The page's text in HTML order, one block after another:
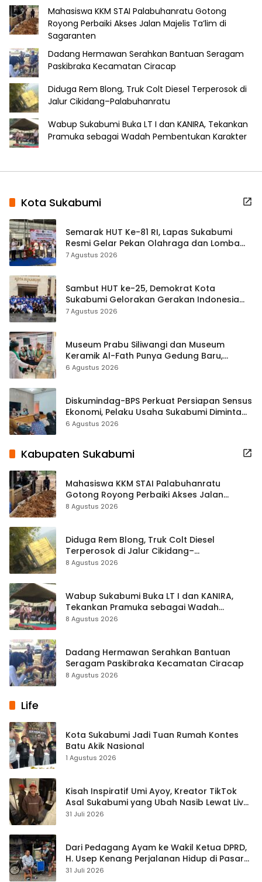
Mahasiswa KKM STAI Palabuhanratu Gotong
Royong Perbaiki Akses Jalan Majelis Ta’lim di
Sagaranten
Dadang Hermawan Serahkan Bantuan Seragam
Paskibraka Kecamatan Ciracap
Diduga Rem Blong, Truk Colt Diesel Terperosok di
Jalur Cikidang–Palabuhanratu
Wabup Sukabumi Buka LT I dan KANIRA, Tekankan
Pramuka sebagai Wadah Pembentukan Karakter
Kota Sukabumi
Semarak HUT Ke-81 RI, Lapas Sukabumi
Resmi Gelar Pekan Olahraga dan Lomba
Tradisional
7 Agustus 2026
Sambut HUT ke-25, Demokrat Kota
Sukabumi Gelorakan Gerakan Indonesia
ASRI Lewat Aksi Bersih Masjid Agung
7 Agustus 2026
Museum Prabu Siliwangi dan Museum
Keramik Al-Fath Punya Gedung Baru,
Hampir 500 Koleksi Dipisahkan
6 Agustus 2026
Diskumindag-BPS Perkuat Persiapan Sensus
Ekonomi, Pelaku Usaha Sukabumi Diminta
Terbuka Beri Data
6 Agustus 2026
Kabupaten Sukabumi
Mahasiswa KKM STAI Palabuhanratu
Gotong Royong Perbaiki Akses Jalan
Majelis Ta’lim di Sagaranten
8 Agustus 2026
Diduga Rem Blong, Truk Colt Diesel
Terperosok di Jalur Cikidang–
Palabuhanratu
8 Agustus 2026
Wabup Sukabumi Buka LT I dan KANIRA,
Tekankan Pramuka sebagai Wadah
Pembentukan Karakter
8 Agustus 2026
Dadang Hermawan Serahkan Bantuan
Seragam Paskibraka Kecamatan Ciracap
8 Agustus 2026
Life
Kota Sukabumi Jadi Tuan Rumah Kontes
Batu Akik Nasional
1 Agustus 2026
Kisah Inspiratif Umi Ayoy, Kreator TikTok
Asal Sukabumi yang Ubah Nasib Lewat Live
Streaming
31 Juli 2026
Dari Pedagang Ayam ke Wakil Ketua DPRD,
H. Usep Kenang Perjalanan Hidup di Pasar
Cisaat
31 Juli 2026